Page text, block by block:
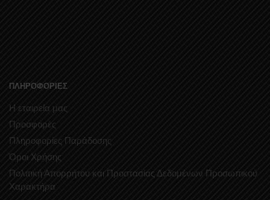
ΠΛΗΡΟΦΟΡΙΕΣ
Η εταιρεία μας
Προσφορές
Πληροφορίες Παράδοσης
Όροι Χρήσης
Πολιτική Απορρήτου και Προστασίας Δεδομένων Προσωπικού
Χαρακτήρα